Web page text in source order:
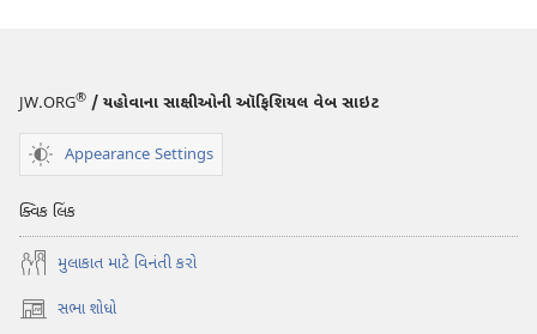
JW.ORG® / યહોવાના સાક્ષીઓની ઑફિશિયલ વેબ સાઇટ
Appearance Settings
ક્વિક લિંક
મુલાકાત માટે વિનંતી કરો
સભા શોધો
(opens